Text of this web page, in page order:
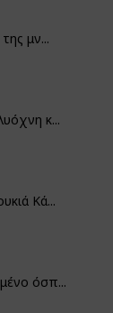
μν...
κ...
Κά...
όσπ...